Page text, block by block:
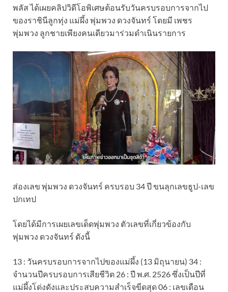
พลัส ได้เผยคลิปวิดีโอพิเศษต้อนรับวันครบรอบการจากไป
ของราชินีลูกทุ่ง แม่ผึ้ง พุ่มพวง ดวงจันทร์ โดยมี เพชร
พุ่มพวง ลูกชายเพียงคนเดียวมาร่วมดำเนินรายการ
ส่องเลข พุ่มพวง ดวงจันทร์ ครบรอบ 34 ปี ขนลุกเลขธูป-เลข
ปกเทป
โดยได้มีการเผยเลขเด็ดพุ่มพวง ตัวเลขที่เกี่ยวข้องกับ
พุ่มพวง ดวงจันทร์ ดังนี้
13 : วันครบรอบการจากไปของแม่ผึ้ง (13 มิถุนายน) 34 :
จำนวนปีครบรอบการเสียชีวิต 26 : ปี พ.ศ. 2526 ซึ่งเป็นปีที่
แม่ผึ้งโด่งดังและประสบความสำเร็จขีดสุด 06 : เลขเดือน